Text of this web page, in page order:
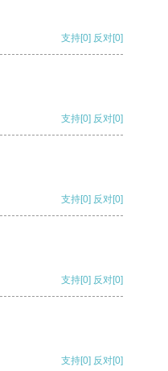
支持[0] 反对[0]
支持[0] 反对[0]
支持[0] 反对[0]
支持[0] 反对[0]
支持[0] 反对[0]